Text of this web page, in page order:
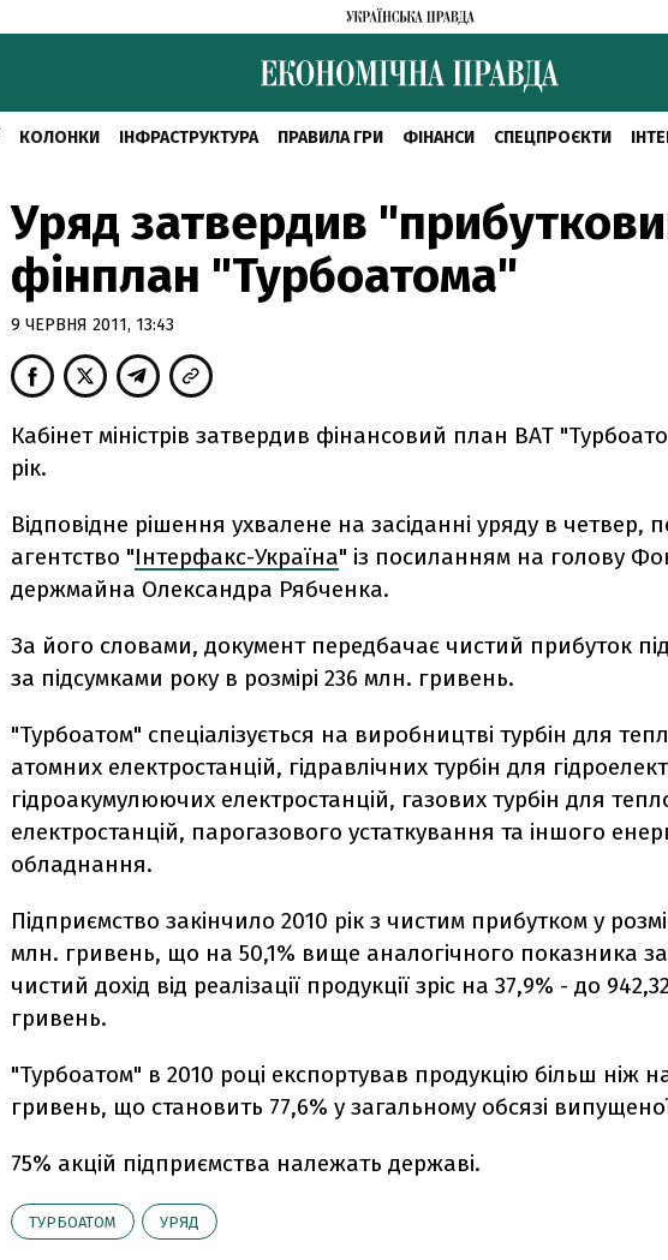
КОЛОНКИ ІНФРАСТРУКТУРА ПРАВИЛА ГРИ ФІНАНСИ СПЕЦПРОЄКТИ
Уряд затвердив
фінплан "Турбоатома"
9 ЧЕРВНЯ 2011, 13:43
Кабінет міністрів затвердив фінансовий план ВАТ
рік.
Відповідне рішення ухвалене на засіданні уряду в четвер,
агентство "Інтерфакс-Україна" із посиланням на голову
держмайна Олександра Рябченка.
За його словами, документ передбачає чистий прибуток
за підсумками року в розмірі 236 млн. гривень.
"Турбоатом" спеціалізується на виробництві турбін для
атомних електростанцій, гідравлічних турбін для
гідроакумулюючих електростанцій, газових турбін для
електростанцій, парогазового устаткування та іншого
обладнання.
Підприємство закінчило 2010 рік з чистим прибутком у
млн. гривень, що на 50,1% вище аналогічного показника за
чистий дохід від реалізації продукції зріс на 37,9% - до
гривень.
"Турбоатом" в 2010 році експортував продукцію більш ніж
гривень, що становить 77,6% у загальному обсязі
75% акцій підприємства належать державі.
ТУРБОАТОМ УРЯД